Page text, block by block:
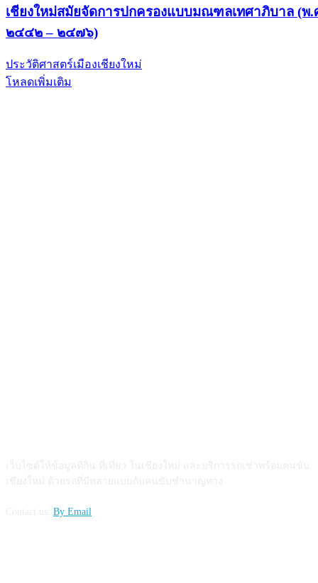
เชียงใหม่สมัยจัดการปกครองแบบมณฑลเทศาภิบาล (พ.
๒๔๔๒ – ๒๔๗๖)
ประวัติศาสตร์เมืองเชียงใหม่
โหลดเพิ่มเติม
By Email